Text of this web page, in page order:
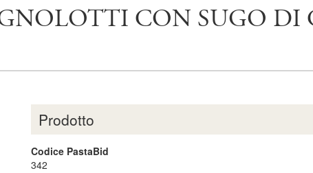
CON SUGO
Prodotto
Codice PastaBid
342